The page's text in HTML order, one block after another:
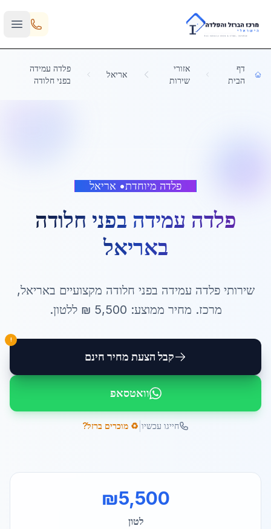
Skip to main content
דף
הבית
אזורי
שירות
אריאל
פלדה עמידה
בפני חלודה
פלדה מיוחדת• אריאל
פלדה עמידה בפני חלודה
באריאל
שירותיפלדה עמידה בפני חלודה מקצועיים באריאל,
מרכז. מחיר ממוצע: 5,500 ₪ ללטון.
קבל הצעת מחיר חינם
!
וואטסאפ
חייגו עכשיו ♻️ מוכרים ברזל?
₪5,500
לטון